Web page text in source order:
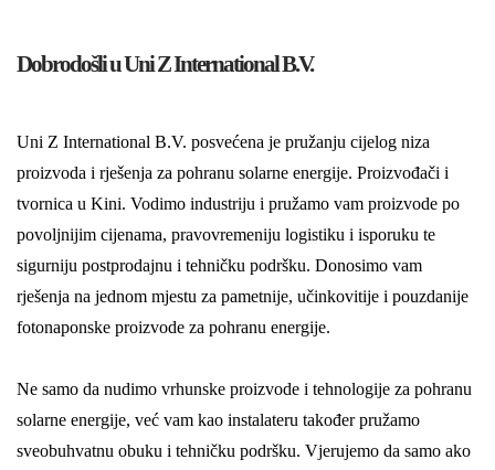
Dobrodošli u Uni Z International B.V.
Uni Z International B.V. posvećena je pružanju cijelog niza
proizvoda i rješenja za pohranu solarne energije. Proizvođači i
tvornica u Kini. Vodimo industriju i pružamo vam proizvode po
povoljnijim cijenama, pravovremeniju logistiku i isporuku te
sigurniju postprodajnu i tehničku podršku. Donosimo vam
rješenja na jednom mjestu za pametnije, učinkovitije i pouzdanije
fotonaponske proizvode za pohranu energije.
Ne samo da nudimo vrhunske proizvode i tehnologije za pohranu
solarne energije, već vam kao instalateru također pružamo
sveobuhvatnu obuku i tehničku podršku. Vjerujemo da samo ako